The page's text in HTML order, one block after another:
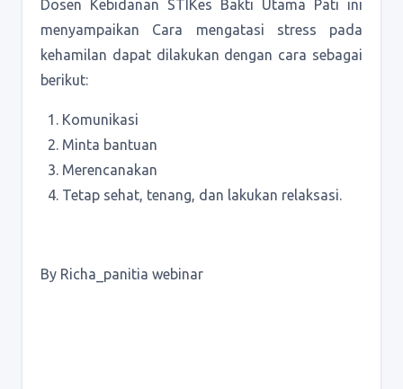
Dosen Kebidanan STIKes Bakti Utama Pati ini
menyampaikan Cara mengatasi stress pada
kehamilan dapat dilakukan dengan cara sebagai
berikut:
Komunikasi
Minta bantuan
Merencanakan
Tetap sehat, tenang, dan lakukan relaksasi.
By Richa_panitia webinar